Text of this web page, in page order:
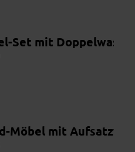
Set mit
Möbel mit